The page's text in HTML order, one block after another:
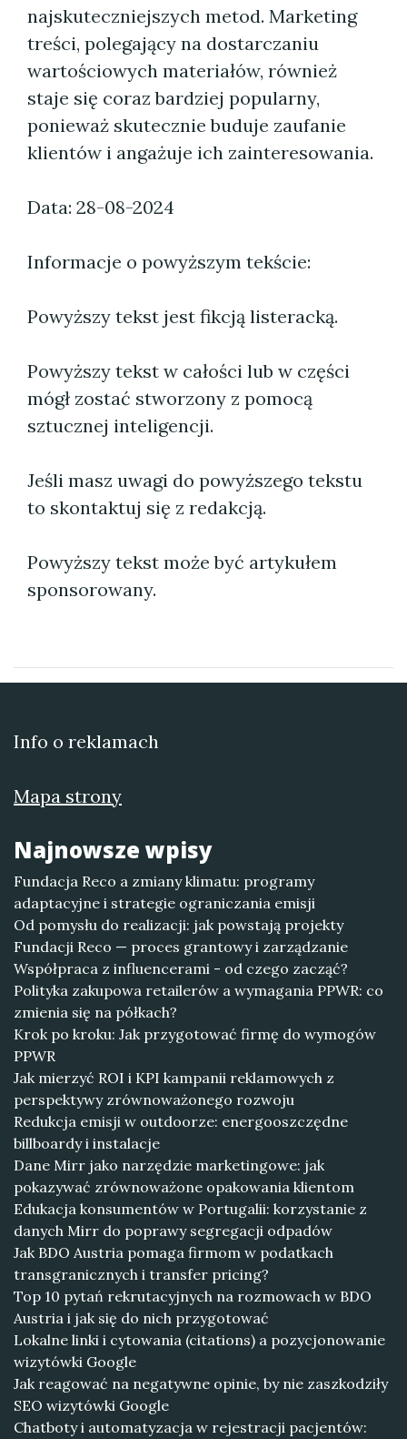
najskuteczniejszych metod. Marketing
treści, polegający na dostarczaniu
wartościowych materiałów, również
staje się coraz bardziej popularny,
ponieważ skutecznie buduje zaufanie
klientów i angażuje ich zainteresowania.
Data: 28-08-2024
Informacje o powyższym tekście:
Powyższy tekst jest fikcją listeracką.
Powyższy tekst w całości lub w części
mógł zostać stworzony z pomocą
sztucznej inteligencji.
Jeśli masz uwagi do powyższego tekstu
to skontaktuj się z redakcją.
Powyższy tekst może być artykułem
sponsorowany.
Info o reklamach
Mapa strony
Najnowsze wpisy
Fundacja Reco a zmiany klimatu: programy
adaptacyjne i strategie ograniczania emisji
Od pomysłu do realizacji: jak powstają projekty
Fundacji Reco — proces grantowy i zarządzanie
Współpraca z influencerami - od czego zacząć?
Polityka zakupowa retailerów a wymagania PPWR: co
zmienia się na półkach?
Krok po kroku: Jak przygotować firmę do wymogów
PPWR
Jak mierzyć ROI i KPI kampanii reklamowych z
perspektywy zrównoważonego rozwoju
Redukcja emisji w outdoorze: energooszczędne
billboardy i instalacje
Dane Mirr jako narzędzie marketingowe: jak
pokazywać zrównoważone opakowania klientom
Edukacja konsumentów w Portugalii: korzystanie z
danych Mirr do poprawy segregacji odpadów
Jak BDO Austria pomaga firmom w podatkach
transgranicznych i transfer pricing?
Top 10 pytań rekrutacyjnych na rozmowach w BDO
Austria i jak się do nich przygotować
Lokalne linki i cytowania (citations) a pozycjonowanie
wizytówki Google
Jak reagować na negatywne opinie, by nie zaszkodziły
SEO wizytówki Google
Chatboty i automatyzacja w rejestracji pacjentów: